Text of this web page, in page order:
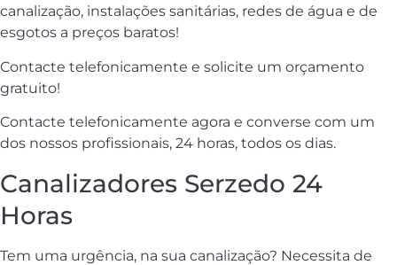
canalização, instalações sanitárias, redes de água e de
esgotos a preços baratos!
Contacte telefonicamente e solicite um orçamento
gratuito!
Contacte telefonicamente agora e converse com um
dos nossos profissionais, 24 horas, todos os dias.
Canalizadores Serzedo 24
Horas
Tem uma urgência, na sua canalização? Necessita de